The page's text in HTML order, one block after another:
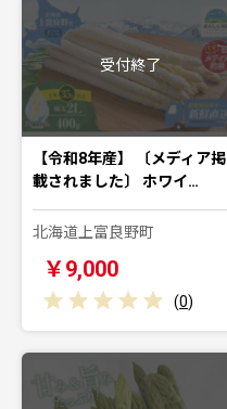
受付終了
【令和8年産】 〔メディア掲
載されました〕 ホワイ…
北海道上富良野町
￥9,000
(0)